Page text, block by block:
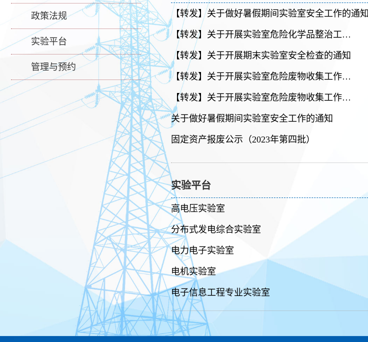
政策法规
实验平台
管理与预约
【转发】关于做好暑假期间实验室安全工作的通知
【转发】关于开展实验室危险化学品整治工…
【转发】关于开展期末实验室安全检查的通知
【转发】关于开展实验室危险废物收集工作…
【转发】关于开展实验室危险废物收集工作…
关于做好暑假期间实验室安全工作的通知
固定资产报废公示（2023年第四批）
实验平台
高电压实验室
分布式发电综合实验室
电力电子实验室
电机实验室
电子信息工程专业实验室